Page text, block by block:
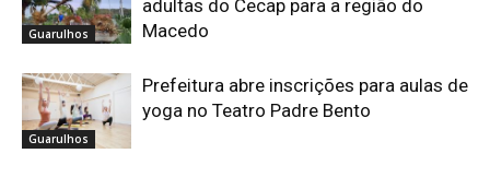
Guarulhos
adultas do Cecap para a região do
Macedo
Guarulhos
Prefeitura abre inscrições para aulas de
yoga no Teatro Padre Bento